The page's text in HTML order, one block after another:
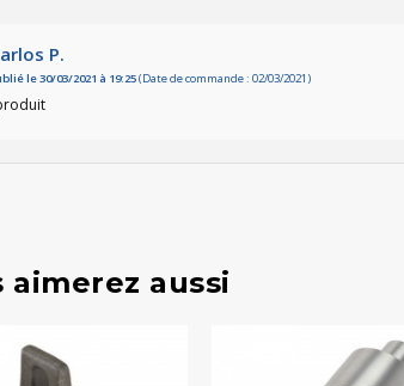
P.
le 30/03/2021 à 19:25(Date de commande : 02/03/2021)
aimerez aussi